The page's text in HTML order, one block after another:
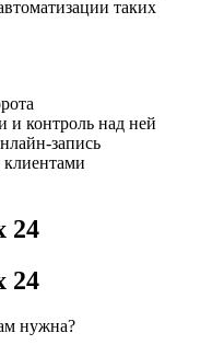
таких
и контроль над ней
запись
клиентами
нужна?